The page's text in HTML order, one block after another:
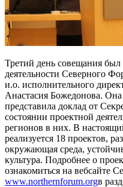
Третий день совещания
деятельности Северного
и.о. исполнительного
Анастасия Божедонова. Она
представила доклад от
состоянии проектной
регионов в них. В
реализуется 18 проектов,
окружающая среда,
культура. Подробнее о
ознакомиться на вебсайте
www.northernforum.orgв